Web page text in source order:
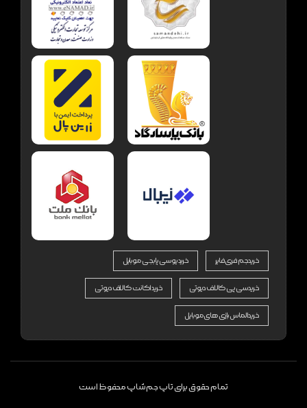
خرید جم فری فایر خرید یوسی پابجی موبایل
خرید سی پی کالاف دیوتی خرید اکانت کالاف دیوتی
خرید الماس بازی های موبایل
تمام حقوق برای تاپ جم شاپ محفوظ است